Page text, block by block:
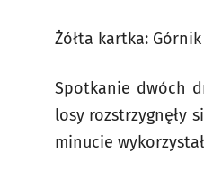
Żółta kartka: Górnik
Spotkanie dwóch
losy rozstrzygnęły
minucie